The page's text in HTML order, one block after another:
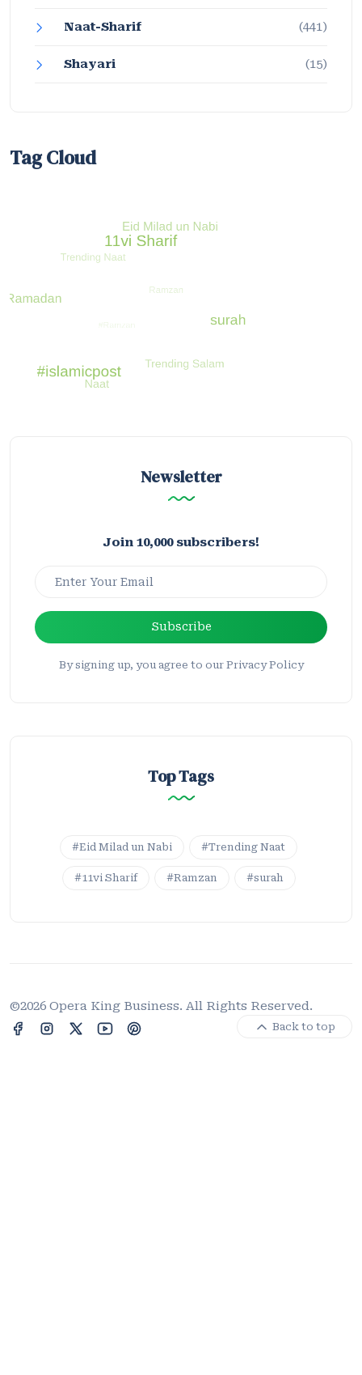
Naat-Sharif (441)
Shayari (15)
Tag Cloud
Newsletter
Join 10,000 subscribers!
Subscribe
By signing up, you agree to our Privacy Policy
Top Tags
#Eid Milad un Nabi #Trending Naat
#11vi Sharif #Ramzan #surah
©2026 Opera King Business. All Rights Reserved.
Back to top